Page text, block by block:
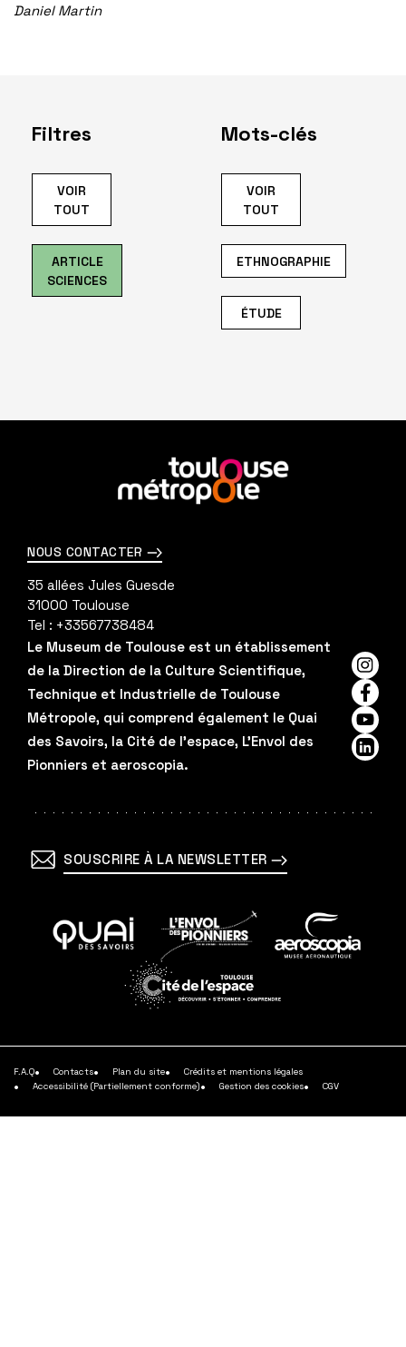
Daniel Martin
Filtres
VOIR
TOUT
ARTICLE
SCIENCES
Mots-clés
VOIR
TOUT
ETHNOGRAPHIE
ÉTUDE
En
savoir
plus
NOUS CONTACTER
35 allées Jules Guesde
31000 Toulouse
Tel : +33567738484
Le Museum de Toulouse est un établissement
de la Direction de la Culture Scientifique,
Technique et Industrielle de Toulouse
Métropole, qui comprend également le Quai
des Savoirs, la Cité de l'espace, L'Envol des
Pionniers et aeroscopia.
SOUSCRIRE À LA NEWSLETTER
En
savoir
plus
F.A.Q Contacts Plan du site
Crédits et mentions légales
Accessibilité (Partiellement conforme)
Gestion des cookies CGV